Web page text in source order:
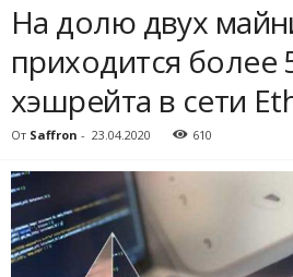
На долю двух
приходится более
хэшрейта в сети
От Saffron - 23.04.2020 610